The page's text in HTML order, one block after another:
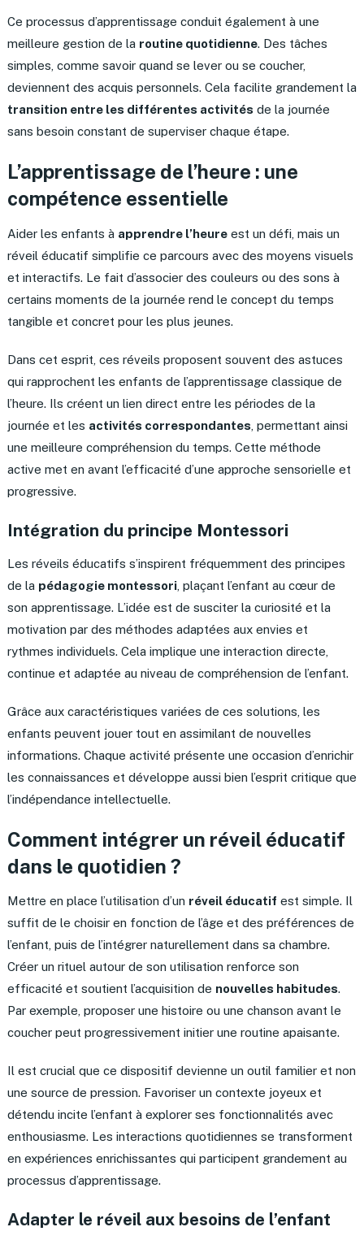
Ce processus d’apprentissage conduit également à une
meilleure gestion de la routine quotidienne. Des tâches
simples, comme savoir quand se lever ou se coucher,
deviennent des acquis personnels. Cela facilite grandement la
transition entre les différentes activités de la journée
sans besoin constant de superviser chaque étape.
L’apprentissage de l’heure : une
compétence essentielle
Aider les enfants à apprendre l’heureest un défi, mais un
réveil éducatif simplifie ce parcours avec des moyens visuels
et interactifs. Le fait d’associer des couleurs ou des sons à
certains moments de la journée rend le concept du temps
tangible et concret pour les plus jeunes.
Dans cet esprit, ces réveils proposent souvent des astuces
qui rapprochent les enfants de l’apprentissage classique de
l’heure. Ils créent un lien direct entre les périodes de la
journée et les activités correspondantes , permettant ainsi
une meilleure compréhension du temps. Cette méthode
active met en avant l’efficacité d’une approche sensorielle et
progressive.
Intégration du principe Montessori
Les réveils éducatifs s’inspirent fréquemment des principes
de la pédagogie montessori, plaçant l’enfant au cœur de
son apprentissage. L’idée est de susciter la curiosité et la
motivation par des méthodes adaptées aux envies et
rythmes individuels. Cela implique une interaction directe,
continue et adaptée au niveau de compréhension de l’enfant.
Grâce aux caractéristiques variées de ces solutions, les
enfants peuvent jouer tout en assimilant de nouvelles
informations. Chaque activité présente une occasion d’enrichir
les connaissances et développe aussi bien l’esprit critique que
l’indépendance intellectuelle.
Comment intégrer un réveil éducatif
dans le quotidien ?
Mettre en place l’utilisation d’un réveil éducatif est simple. Il
suffit de le choisir en fonction de l’âge et des préférences de
l’enfant, puis de l’intégrer naturellement dans sa chambre.
Créer un rituel autour de son utilisation renforce son
efficacité et soutient l’acquisition de nouvelles habitudes.
Par exemple, proposer une histoire ou une chanson avant le
coucher peut progressivement initier une routine apaisante.
Il est crucial que ce dispositif devienne un outil familier et non
une source de pression. Favoriser un contexte joyeux et
détendu incite l’enfant à explorer ses fonctionnalités avec
enthousiasme. Les interactions quotidiennes se transforment
en expériences enrichissantes qui participent grandement au
processus d’apprentissage.
Adapter le réveil aux besoins de l’enfant